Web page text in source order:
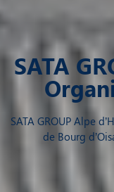
SATA
SATA GROUP Alpe
de Bourg